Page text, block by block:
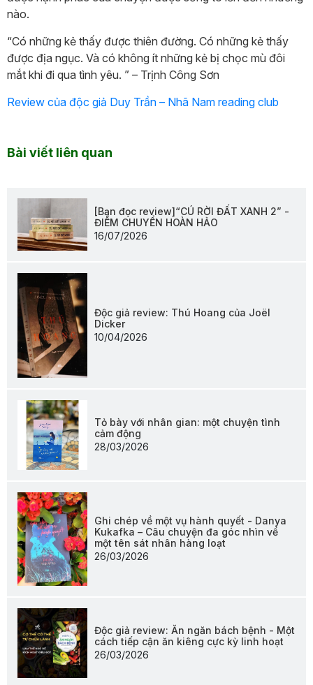
nào.
“Có những kẻ thấy được thiên đường. Có những kẻ thấy
được địa ngục. Và có không ít những kẻ bị chọc mù đôi
mắt khi đi qua tình yêu. ” – Trịnh Công Sơn
Review của độc giả Duy Trần – Nhã Nam reading club
Bài viết liên quan
[Bạn đọc review]“CÚ RỜI ĐẤT XANH 2” -
ĐIỂM CHUYỂN HOÀN HẢO
16/07/2026
Độc giả review: Thú Hoang của Joël
Dicker
10/04/2026
Tỏ bày với nhân gian: một chuyện tình
cảm động
28/03/2026
Ghi chép về một vụ hành quyết - Danya
Kukafka – Câu chuyện đa góc nhìn về
một tên sát nhân hàng loạt
26/03/2026
Độc giả review: Ăn ngăn bách bệnh - Một
cách tiếp cận ăn kiêng cực kỳ linh hoạt
26/03/2026